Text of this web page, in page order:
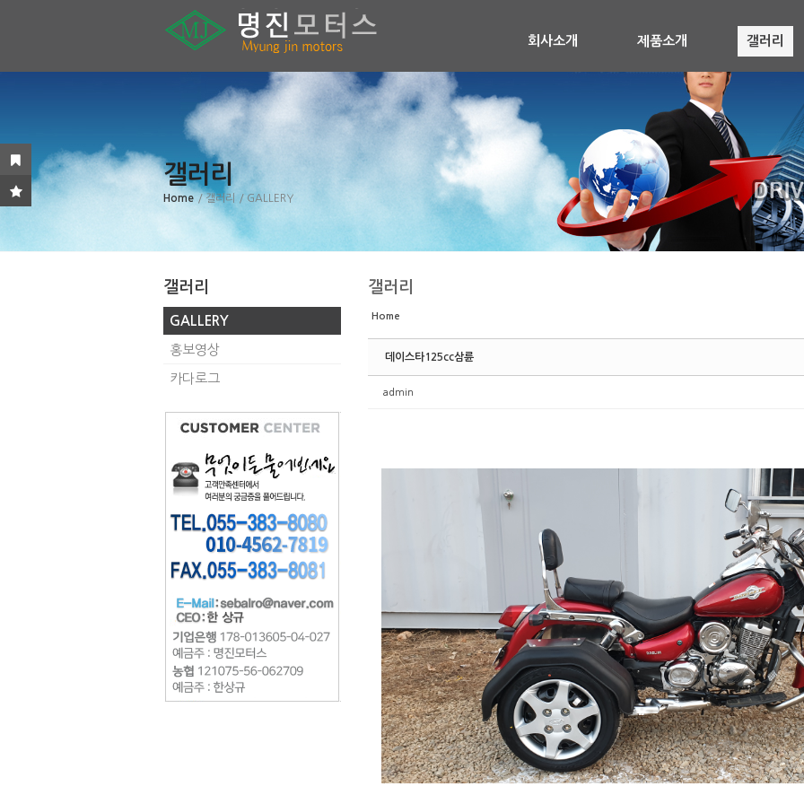
회사소개 제품소개 갤러리
갤러리
Home / 갤러리 / GALLERY
갤러리
GALLERY
홍보영상
카다로그
갤러리
Home
데이스타125cc삼륜
admin
Sketchbook5, 스케치북5
Sketchbook5, 스케치북5
Sketchbook5, 스케치북5
Sketchbook5, 스케치북5